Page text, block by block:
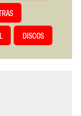
DISCOS